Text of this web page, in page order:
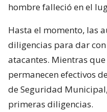
hombre falleció en el
Hasta el momento, las
diligencias para dar
atacantes. Mientras
permanecen efectivos
de Seguridad
primeras diligencias.